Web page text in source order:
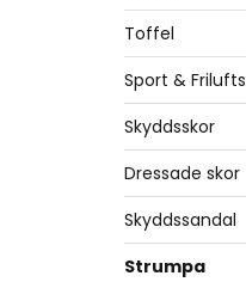
Toffel
Sport & Frilufts
Skyddsskor
Dressade skor
Skyddssandal
Strumpa